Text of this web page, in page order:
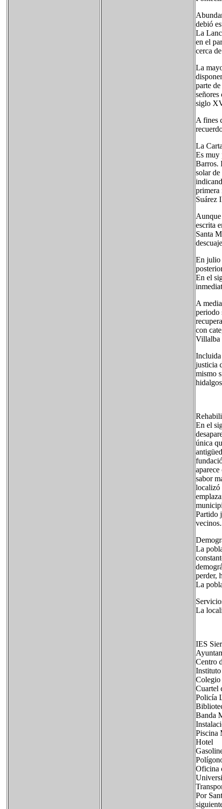
debió
La
en el
cerca
La
parte
siglo
A fines
La
Es muy
Barros.
solar
primera
Suárez
escrita
Santa
En julio
En el
A
periodo
con
Villalba
Incluida
justicia
mismo
En el
única
sabor
localizó
Partido
La
perder,
La
La
IES
Centro
Cuartel
Policía
Banda
Piscina
Hotel
Oficina
Por